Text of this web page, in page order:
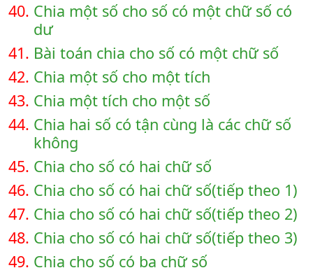
40. Chia một số cho số có một chữ số có
dư
41. Bài toán chia cho số có một chữ số
42. Chia một số cho một tích
43. Chia một tích cho một số
44. Chia hai số có tận cùng là các chữ số
không
45. Chia cho số có hai chữ số
46. Chia cho số có hai chữ số(tiếp theo 1)
47. Chia cho số có hai chữ số(tiếp theo 2)
48. Chia cho số có hai chữ số(tiếp theo 3)
49. Chia cho số có ba chữ số